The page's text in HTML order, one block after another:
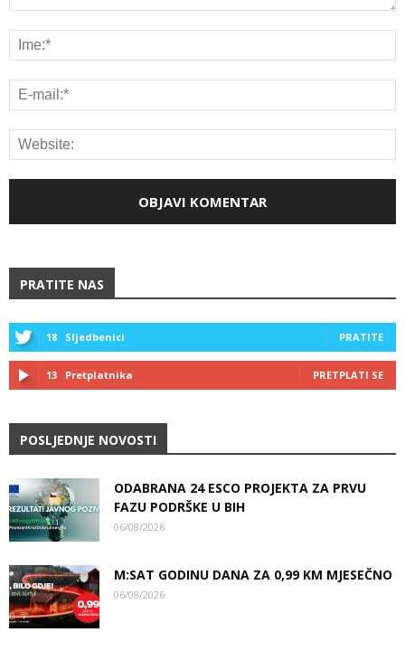
PRATITE NAS
18 Sljedbenici PRATITE
13 Pretplatnika PRETPLATI SE
POSLJEDNJE NOVOSTI
ODABRANA 24 ESCO PROJEKTA ZA PRVU
FAZU PODRŠKE U BIH
06/08/2026
M:SAT GODINU DANA ZA 0,99 KM MJESEČNO
06/08/2026